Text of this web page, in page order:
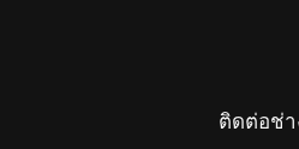
ติดต่อช่า